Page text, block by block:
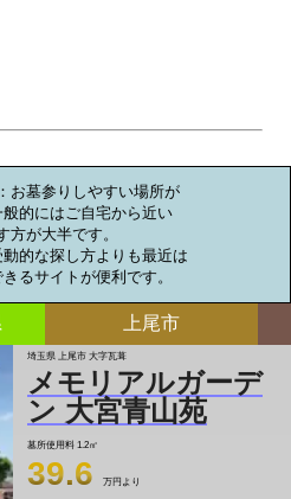
：お墓参りしやすい場所が
的にはご自宅から近い
方が大半です。
的な探し方よりも最近は
るサイトが便利です。
上尾市
埼玉県 上尾市 大字瓦葺
メモリアルガーデ
ン 大宮青山苑
墓所使用料 1.2㎡
39.6 万円より